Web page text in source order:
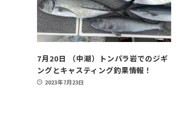
7月20日 （中潮）トンパラ岩でのジギ
ングとキャスティング釣果情報！
2023年7月23日